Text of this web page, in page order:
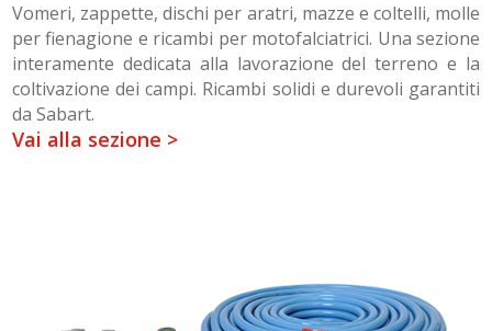
Vomeri, zappette, dischi per aratri, mazze e coltelli, molle
per fienagione e ricambi per motofalciatrici. Una sezione
interamente dedicata alla lavorazione del terreno e la
coltivazione dei campi. Ricambi solidi e durevoli garantiti
da Sabart.
Vai alla sezione >